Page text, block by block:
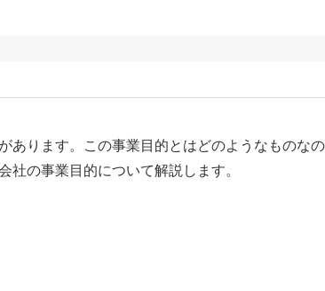
あります。この事業目的とはどのようなものな
社の事業目的について解説します。